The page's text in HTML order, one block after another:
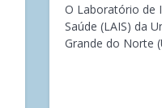
O Laboratório de
Saúde (LAIS) da
Grande do Norte